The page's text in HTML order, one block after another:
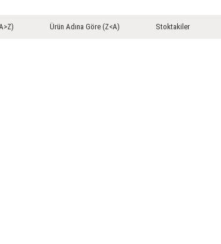
Ürün Adına Göre (Z<A) Stoktakiler